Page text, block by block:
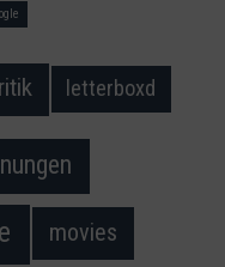
letterboxd
movies